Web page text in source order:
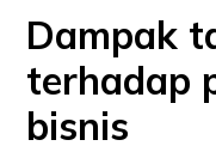
Dampak
terhadap
bisnis